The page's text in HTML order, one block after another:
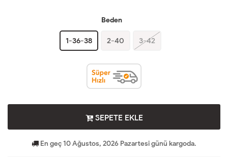
Beden
1-36-38 2-40 3-42
SEPETE EKLE
En geç 10 Ağustos, 2026 Pazartesi günü kargoda.